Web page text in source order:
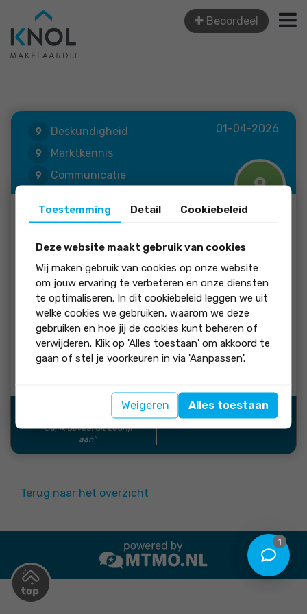
Beoordeel
01-04-2026
9
9 Deskundigheid
9 Marktkennis
9 Communicatie
Aanrader!!
beoordeling:
Wij hebben de samenwerking als super ervaren. De
communicatie met Jan Willem was open en duidelijk, wat
erg prettig werkte. We werden steeds goed op de hoogte
"Ja, ik beveel dit bedrijf
aan"
Bron:
Terug naar het overzicht
Toestemming Detail Cookiebeleid
Deze website maakt gebruik van cookies
Wij maken gebruik van cookies op onze website
om jouw ervaring te verbeteren en onze diensten
te optimaliseren. In dit cookiebeleid leggen we uit
welke cookies we gebruiken, waarom we deze
gebruiken en hoe jij de cookies kunt beheren of
verwijderen. Klik op 'Alles toestaan' om akkoord te
gaan of stel je voorkeuren in via 'Aanpassen'.
Weigeren Alles toestaan
1